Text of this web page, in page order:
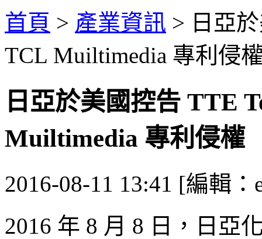
首頁 > 產業資訊 > 日亞
TCL Muiltimedia 專利侵
日亞於美國控告 TTE
Muiltimedia 專利侵權
2016-08-11 13:41 [編輯：
2016 年 8 月 8 日，日亞